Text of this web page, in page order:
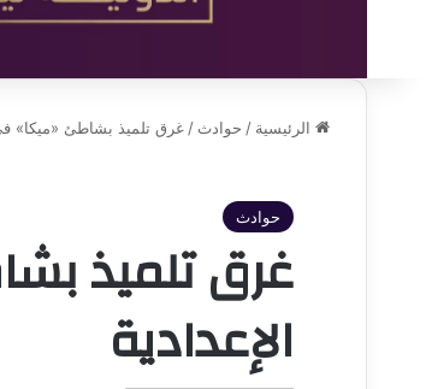
الرئيسية / حوادث / غرق تلميذ بشاطئ «ميكا»
حوادث
غرق تلميذ
الإعدادية